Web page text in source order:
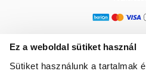
Ez a weboldal sütiket használ
Sütiket használunk a tartalmak